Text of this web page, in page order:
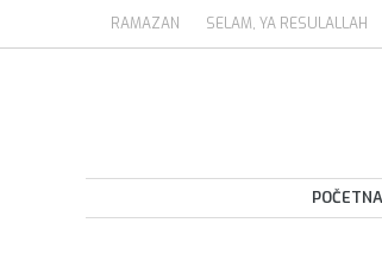
RAMAZAN SELAM, YA RESULALLAH
POČETNA